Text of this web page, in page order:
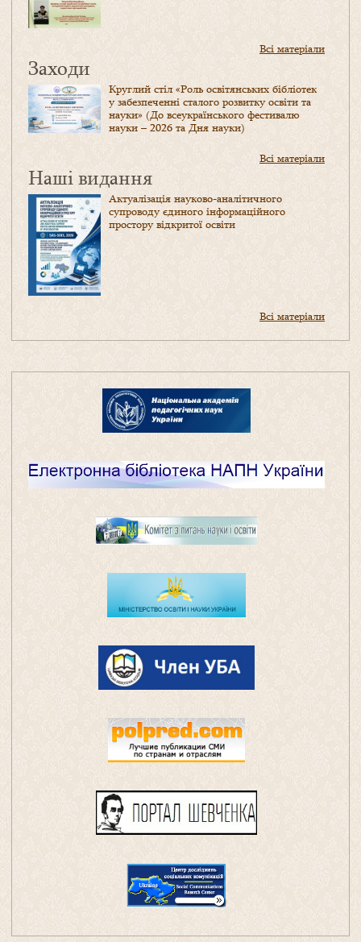
Всі матеріали
Заходи
Круглий стіл «Роль освітянських бібліотек
у забезпеченні сталого розвитку освіти та
науки» (До всеукраїнського фестивалю
науки – 2026 та Дня науки)
Всі матеріали
Наші видання
Актуалізація науково-аналітичного
супроводу єдиного інформаційного
простору відкритої освіти
Всі матеріали